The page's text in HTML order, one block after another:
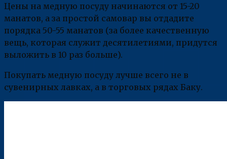
Цены на медную посуду начинаются от 15-20
манатов, а за простой самовар вы отдадите
порядка 50-55 манатов (за более качественную
вещь, которая служит десятилетиями, придутся
выложить в 10 раз больше).
Покупать медную посуду лучше всего не в
сувенирных лавках, а в торговых рядах Баку.